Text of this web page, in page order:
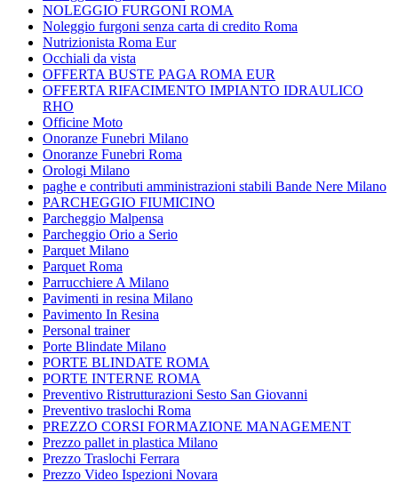
NOLEGGIO FURGONI ROMA
Noleggio furgoni senza carta di credito Roma
Nutrizionista Roma Eur
Occhiali da vista
OFFERTA BUSTE PAGA ROMA EUR
OFFERTA RIFACIMENTO IMPIANTO IDRAULICO
RHO
Officine Moto
Onoranze Funebri Milano
Onoranze Funebri Roma
Orologi Milano
paghe e contributi amministrazioni stabili Bande Nere Milano
PARCHEGGIO FIUMICINO
Parcheggio Malpensa
Parcheggio Orio a Serio
Parquet Milano
Parquet Roma
Parrucchiere A Milano
Pavimenti in resina Milano
Pavimento In Resina
Personal trainer
Porte Blindate Milano
PORTE BLINDATE ROMA
PORTE INTERNE ROMA
Preventivo Ristrutturazioni Sesto San Giovanni
Preventivo traslochi Roma
PREZZO CORSI FORMAZIONE MANAGEMENT
Prezzo pallet in plastica Milano
Prezzo Traslochi Ferrara
Prezzo Video Ispezioni Novara